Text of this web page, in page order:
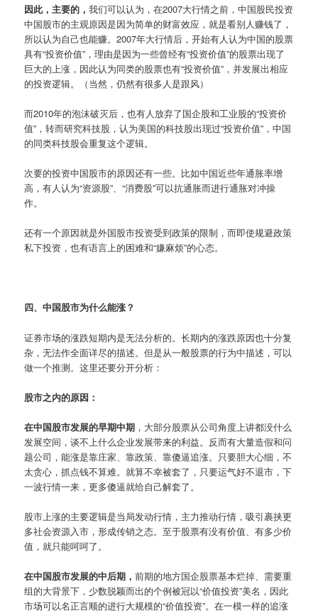
因此，主要的，我们可以认为，在2007大行情之前，中国股民投资
中国股市的主观原因是因为简单的财富效应，就是看别人赚钱了，
所以认为自己也能赚。2007年大行情后，开始有人认为中国的股票
具有“投资价值”，理由是因为一些曾经有“投资价值”的股票出现了
巨大的上涨，因此认为同类的股票也有“投资价值”，并发展出相应
的投资逻辑。（当然，仍然有很多人是跟风）
而2010年的泡沫破灭后，也有人放弃了国企股和工业股的“投资价
值”，转而研究科技股，认为美国的科技股出现过“投资价值”，中国
的同类科技股会重复这个逻辑。
次要的投资中国股市的原因还有一些。比如中国近些年通胀率增
高，有人认为“资源股”、“消费股”可以抗通胀而进行通胀对冲操
作。
还有一个原因就是外国股市投资受到政策的限制，而即使规避政策
私下投资，也有语言上的困难和“嫌麻烦”的心态。
四、中国股市为什么能涨？
证券市场的涨跌短期内是无法分析的。长期内的涨跌原因也十分复
杂，无法作全面详尽的描述。但是从一般股票的行为中描述，可以
做一个推测。这里还要分开分析：
股市之内的原因：
在中国股市发展的早期中期 ，大部分股票从公司角度上讲都没什么
发展空间，谈不上什么企业发展带来的利益。反而有大量造假和问
题公司，能涨是靠庄家、靠政策、靠傻逼追涨。只要胆大心细，不
太贪心，抓点钱不算难。就算不幸被套了，只要运气好不退市，下
一波行情一来，更多傻逼就给自己解套了。
股市上涨的主要逻辑是当局发动行情，主力推动行情，吸引裹挟更
多社会资源入市，形成传销之态。至于股票有没有价值、有多少价
值，就只能呵呵了。
在中国股市发展的中后期，前期的地方国企股票基本烂掉、需要重
组的大背景下，少数脱颖而出的个例被冠以“价值投资”美名，因此
市场可以名正言顺的进行大规模的“价值投资”。在一模一样的追涨